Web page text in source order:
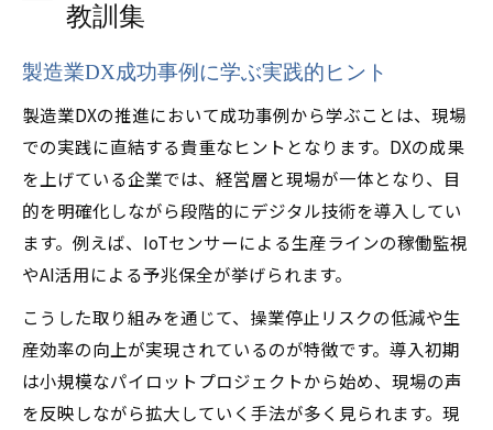
教訓集
製造業DX成功事例に学ぶ実践的ヒント
製造業DXの推進において成功事例から学ぶことは、現場
での実践に直結する貴重なヒントとなります。DXの成果
を上げている企業では、経営層と現場が一体となり、目
的を明確化しながら段階的にデジタル技術を導入してい
ます。例えば、IoTセンサーによる生産ラインの稼働監視
やAI活用による予兆保全が挙げられます。
こうした取り組みを通じて、操業停止リスクの低減や生
産効率の向上が実現されているのが特徴です。導入初期
は小規模なパイロットプロジェクトから始め、現場の声
を反映しながら拡大していく手法が多く見られます。現